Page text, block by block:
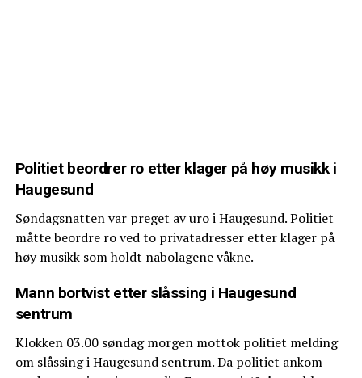
Politiet beordrer ro etter klager på høy musikk i
Haugesund
Søndagsnatten var preget av uro i Haugesund. Politiet
måtte beordre ro ved to privatadresser etter klager på
høy musikk som holdt nabolagene våkne.
Mann bortvist etter slåssing i Haugesund
sentrum
Klokken 03.00 søndag morgen mottok politiet melding
om slåssing i Haugesund sentrum. Da politiet ankom